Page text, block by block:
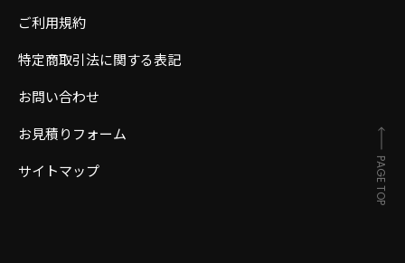
ご利用規約
特定商取引法に関する表記
お問い合わせ
お見積りフォーム
サイトマップ
PAGE TOP